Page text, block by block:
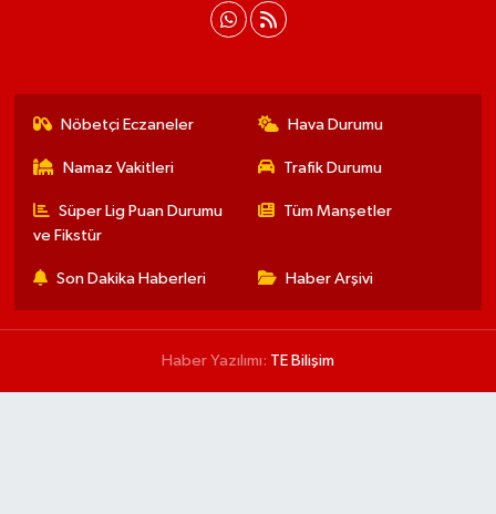
Nöbetçi Eczaneler Hava Durumu
Namaz Vakitleri Trafik Durumu
Süper Lig Puan Durumu
ve Fikstür
Tüm Manşetler
Son Dakika Haberleri Haber Arşivi
Haber Yazılımı: TE Bilişim